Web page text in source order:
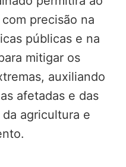
precisão na
públicas e na
mitigar os
auxiliando
afetadas e das
agricultura e